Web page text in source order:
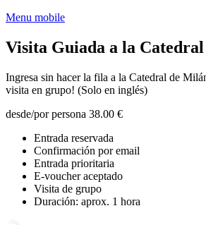
Menu mobile
Visita Guiada a la
Ingresa sin hacer la fila a la Catedral de
visita en grupo! (Solo en inglés)
desde/por persona 38.00 €
Entrada reservada
Confirmación por email
Entrada prioritaria
E-voucher aceptado
Visita de grupo
Duración: aprox. 1 hora